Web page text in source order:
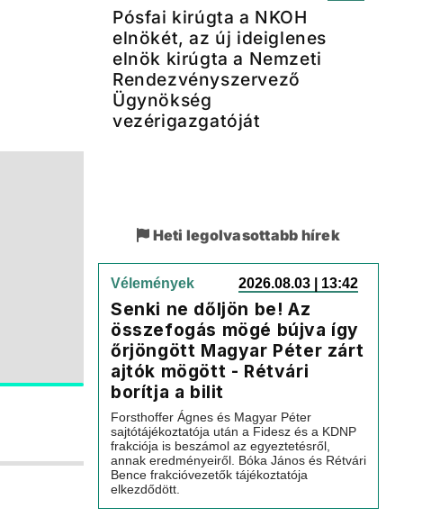
Pósfai kirúgta a NKOH
elnökét, az új ideiglenes
elnök kirúgta a Nemzeti
Rendezvényszervező
Ügynökség
vezérigazgatóját
Heti legolvasottabb hírek
Vélemények 2026.08.03 | 13:42
Senki ne dőljön be! Az
összefogás mögé bújva így
őrjöngött Magyar Péter zárt
ajtók mögött - Rétvári
borítja a bilit
Forsthoffer Ágnes és Magyar Péter
sajtótájékoztatója után a Fidesz és a KDNP
frakciója is beszámol az egyeztetésről,
annak eredményeiről. Bóka János és Rétvári
Bence frakcióvezetők tájékoztatója
elkezdődött.